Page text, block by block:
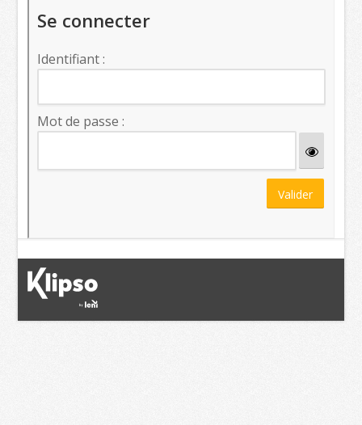
Se connecter
Identifiant :
Mot de passe :
Valider